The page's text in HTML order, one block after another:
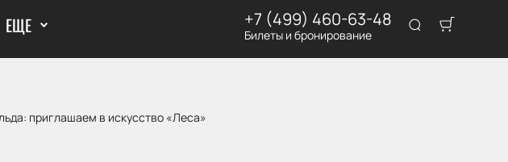
ЕЩЕ +7 (499) 460-63-48
Билеты и бронирование
приглашаем в искусство «Леса»